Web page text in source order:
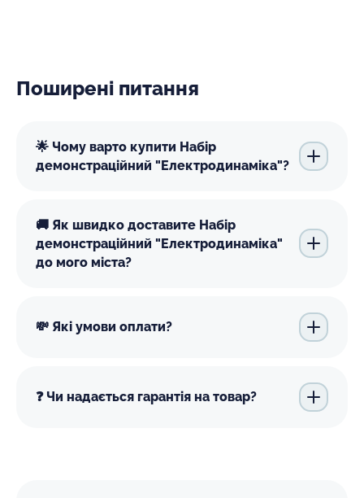
Поширені питання
🌟 Чому варто купити Набір
демонстраційний "Електродинаміка"?
🚚 Як швидко доставите Набір
демонстраційний "Електродинаміка"
до мого міста?
💸 Які умови оплати?
❓ Чи надається гарантія на товар?